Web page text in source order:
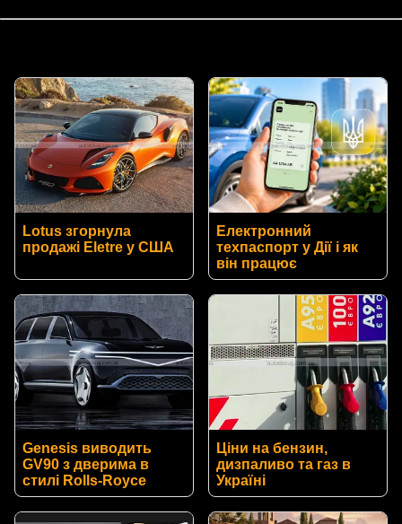
Lotus згорнула
продажі Eletre у США
Електронний
техпаспорт у Дії і як
він працює
Genesis виводить
GV90 з дверима в
стилі Rolls-Royce
Ціни на бензин,
дизпаливо та газ в
Україні